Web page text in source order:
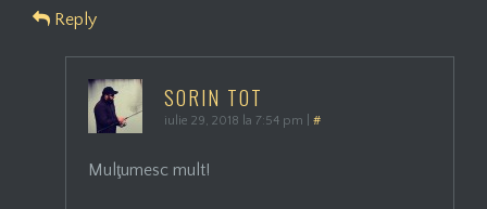
Reply
SORIN TOT
iulie 29, 2018 la 7:54 pm #
Mulţumesc mult!